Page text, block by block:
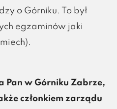
o Górniku. To był
egzaminów jaki
Pan w Górniku Zabrze,
członkiem zarządu